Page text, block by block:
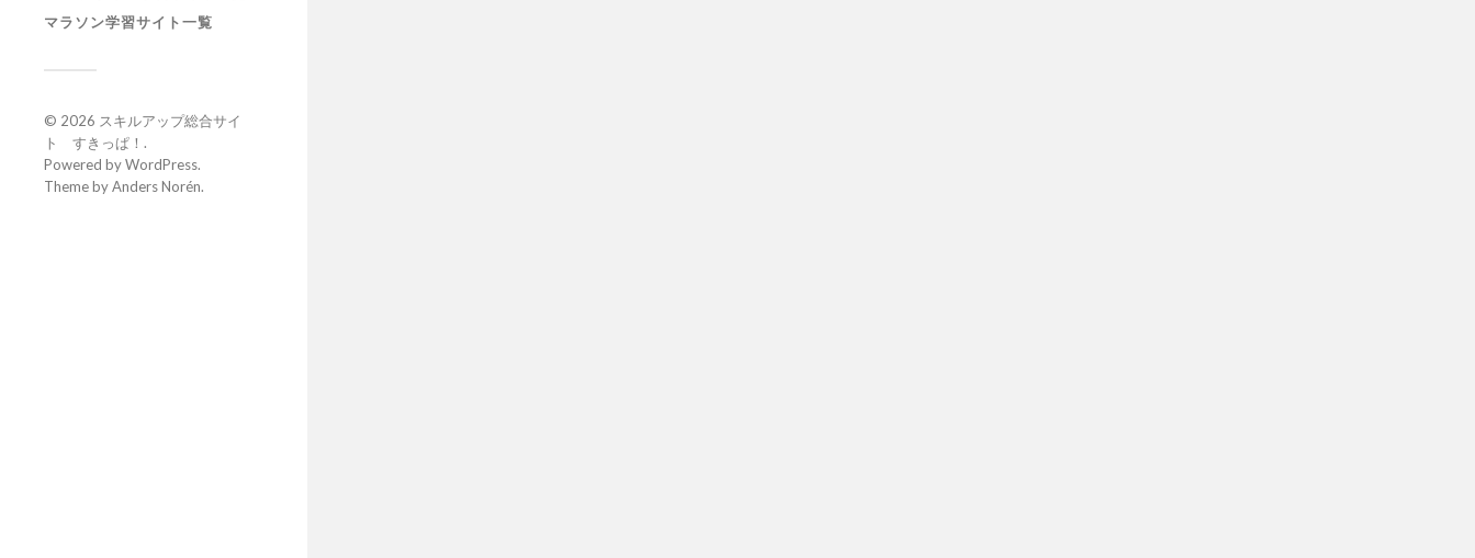
マラソン学習サイト一覧
© 2026 スキルアップ総合サイ
ト すきっぱ！ .
Powered byWordPress.
Theme byAnders Norén.